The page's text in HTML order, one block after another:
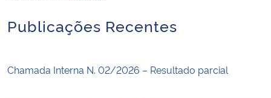
Ministério da Mulher, da Família e dos Direitos Humanos
Publicações Recentes
Chamada Interna N. 02/2026 – Resultado parcial